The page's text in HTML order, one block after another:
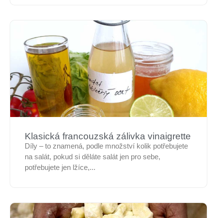
Klasická francouzská zálivka vinaigrette
Díly – to znamená, podle množství kolik potřebujete
na salát, pokud si děláte salát jen pro sebe,
potřebujete jen lžíce,...